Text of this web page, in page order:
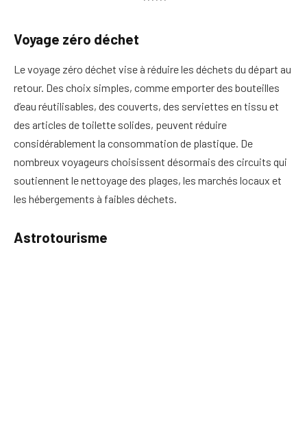
Voyage zéro déchet
Le voyage zéro déchet vise à réduire les déchets du départ au
retour. Des choix simples, comme emporter des bouteilles
d’eau réutilisables, des couverts, des serviettes en tissu et
des articles de toilette solides, peuvent réduire
considérablement la consommation de plastique. De
nombreux voyageurs choisissent désormais des circuits qui
soutiennent le nettoyage des plages, les marchés locaux et
les hébergements à faibles déchets.
Astrotourisme